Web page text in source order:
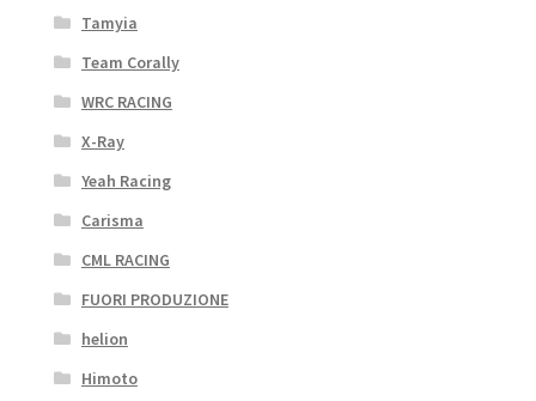
Tamyia
Team Corally
WRC RACING
X-Ray
Yeah Racing
Carisma
CML RACING
FUORI PRODUZIONE
helion
Himoto